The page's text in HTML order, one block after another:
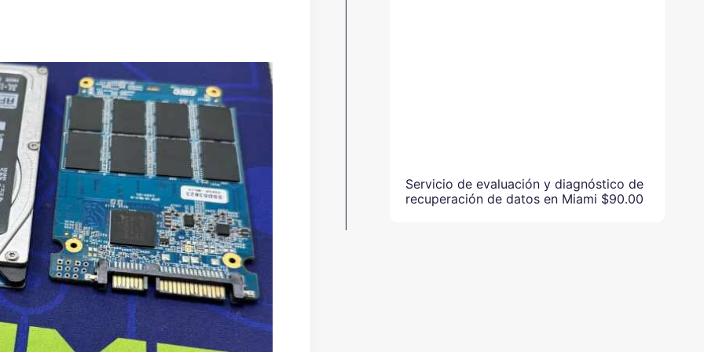
Servicio de evaluación y diagnóstico de
recuperación de datos en Miami $90.00